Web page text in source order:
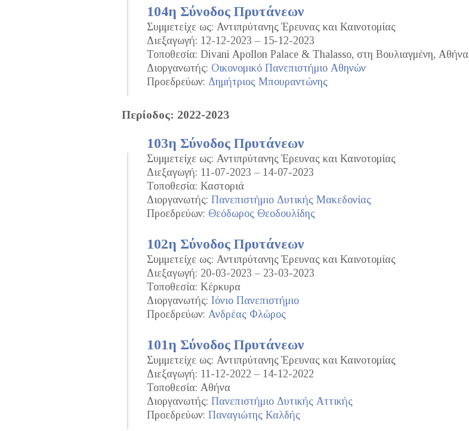
104η Σύνοδος Πρυτάνεων
Συμμετείχε ως: Αντιπρύτανης Έρευνας και Καινοτομίας
Διεξαγωγή: 12-12-2023 – 15-12-2023
Τοποθεσία: Divani Apollon Palace & Thalasso, στη Βουλιαγμένη, Αθήνα
Διοργανωτής: Οικονομικό Πανεπιστήμιο Αθηνών
Προεδρεύων: Δημήτριος Μπουραντώνης
Περίοδος: 2022-2023
103η Σύνοδος Πρυτάνεων
Συμμετείχε ως: Αντιπρύτανης Έρευνας και Καινοτομίας
Διεξαγωγή: 11-07-2023 – 14-07-2023
Τοποθεσία: Καστοριά
Διοργανωτής: Πανεπιστήμιο Δυτικής Μακεδονίας
Προεδρεύων: Θεόδωρος Θεοδουλίδης
102η Σύνοδος Πρυτάνεων
Συμμετείχε ως: Αντιπρύτανης Έρευνας και Καινοτομίας
Διεξαγωγή: 20-03-2023 – 23-03-2023
Τοποθεσία: Κέρκυρα
Διοργανωτής: Ιόνιο Πανεπιστήμιο
Προεδρεύων: Ανδρέας Φλώρος
101η Σύνοδος Πρυτάνεων
Συμμετείχε ως: Αντιπρύτανης Έρευνας και Καινοτομίας
Διεξαγωγή: 11-12-2022 – 14-12-2022
Τοποθεσία: Αθήνα
Διοργανωτής: Πανεπιστήμιο Δυτικής Αττικής
Προεδρεύων: Παναγιώτης Καλδής